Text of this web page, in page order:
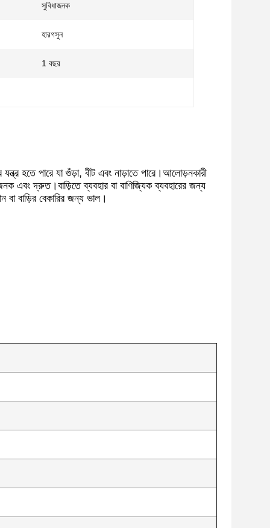
সুবিধাজনক
হারগসুন
1 বছর
যন্ত্র হতে পারে যা গুঁড়া, বীট এবং নাড়াতে পারে।আলোড়নকারী
এবং দ্রুত।বাড়িতে ব্যবহার বা বাণিজ্যিক ব্যবহারের জন্য
বা বাড়ির বেকারির জন্য ভাল।